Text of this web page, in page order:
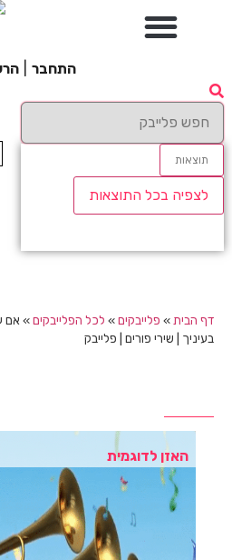
התחבר
תוצאות
לצפיה בכל התוצאות
דף הבית » פלייבקים» לכל הפלייבקים» אם
בעיניך | שירי פורים | פלייבק
האזן לדוגמית